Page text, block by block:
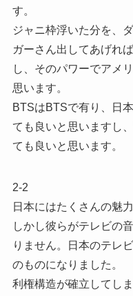
す。
ジャニ枠浮いた分を、
ガーさん出してあげれ
し、そのパワーでアメ
思います。
BTSはBTSで有り、日
ても良いと思いますし
ても良いと思います。
2-2
日本にはたくさんの魅
しかし彼らがテレビの
りません。日本のテレ
のものになりました。
利権構造が確立してし